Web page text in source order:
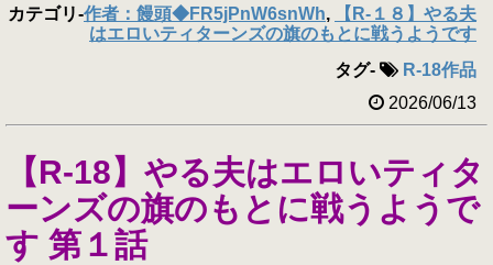
カテゴリ-作者：饅頭◆FR5jPnW6snWh,
【R-１８】やる夫
はエロいティターンズの旗のもとに戦うようです
タグ-
R-18作品
2026/06/13
【R-18】やる夫はエロいティタ
ーンズの旗のもとに戦うようで
す 第１話